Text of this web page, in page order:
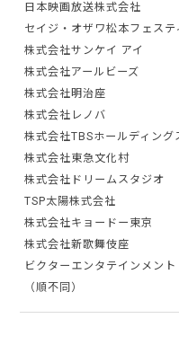
日本映画放送株式会社
セイジ・オザワ松本フェステ
株式会社サンケイ アイ
株式会社アールビーズ
株式会社明治座
株式会社レノバ
株式会社TBSホールディング
株式会社東急文化村
株式会社ドリームスタジオ
TSP太陽株式会社
株式会社キョードー東京
株式会社新歌舞伎座
ビクターエンタテインメント
（順不同）